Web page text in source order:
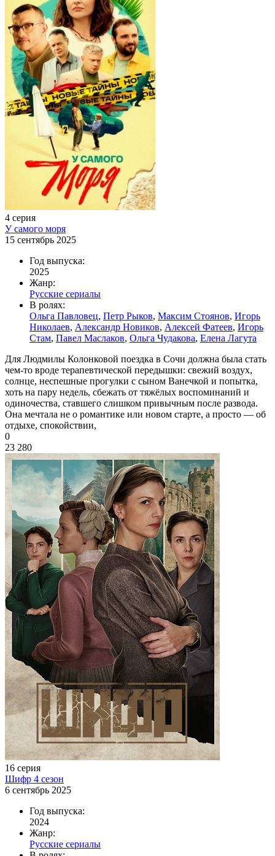
4 серия
У самого моря
15 сентябрь 2025
Год выпуска:
2025
Жанр:
Русские сериалы
В ролях:
Ольга Павловец, Петр Рыков, Максим Стоянов, Игорь
Николаев, Александр Новиков, Алексей Фатеев, Игорь
Стам, Павел Маслаков, Ольга Чудакова, Елена Лагута
Для Людмилы Колонковой поездка в Сочи должна была стать
чем-то вроде терапевтической передышки: свежий воздух,
солнце, неспешные прогулки с сыном Ванечкой и попытка,
хоть на пару недель, сбежать от тяжёлых воспоминаний и
одиночества, ставшего слишком привычным после развода.
Она мечтала не о романтике или новом старте, а просто — об
отдыхе, спокойствии,
0
23 280
16 серия
Шифр 4 сезон
6 сентябрь 2025
Год выпуска:
2024
Жанр:
Русские сериалы